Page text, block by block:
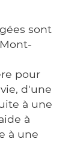
sont
pour
d'une
à une
à
à une